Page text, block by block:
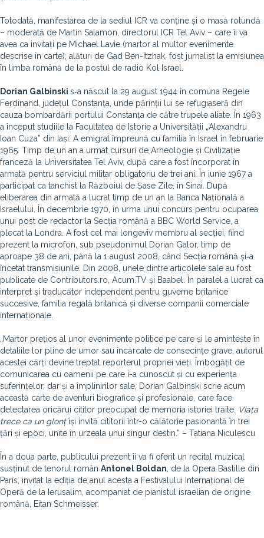
Totodată, manifestarea de la sediul ICR va conține și o masă rotundă
– moderată de Martin Salamon, directorul ICR Tel Aviv – care îi va
avea ca invitați pe Michael Lavie (martor al multor evenimente
descrise în carte), alături de Gad Ben-Itzhak, fost jurnalist la emisiunea
în limba română de la postul de radio Kol Israel.
Dorian Galbinski s‑a născut la 29 august 1944 în comuna Regele
Ferdinand, județul Constanța, unde părinții lui se refugiaseră din
cauza bombardării portului Constanța de către trupele aliate. În 1963
a început studiile la Facultatea de Istorie a Universității „Alexandru
Ioan Cuza” din Iași. A emigrat împreună cu familia în Israel în februarie
1965. Timp de un an a urmat cursuri de Arheologie și Civilizație
franceză la Universitatea Tel Aviv, după care a fost încorporat în
armată pentru serviciul militar obligatoriu de trei ani. În iunie 1967 a
participat ca tanchist la Războiul de Șase Zile, în Sinai. După
eliberarea din armată a lucrat timp de un an la Banca Națională a
Israelului. În decembrie 1970, în urma unui concurs pentru ocuparea
unui post de redactor la Secția română a BBC World Service, a
plecat la Londra. A fost cel mai longeviv membru al secției, fiind
prezent la microfon, sub pseudonimul Dorian Galor, timp de
aproape 38 de ani, până la 1 august 2008, când Secția română și‑a
încetat transmisiunile. Din 2008, unele dintre articolele sale au fost
publicate de Contributors.ro, Acum.TV și Baabel. În paralel a lucrat ca
interpret și traducător independent pentru guverne britanice
succesive, familia regală britanică și diverse companii comerciale
internaționale.
„Martor prețios al unor evenimente politice pe care și le amintește în
detaliile lor pline de umor sau încărcate de consecințe grave, autorul
acestei cărți devine treptat reporterul propriei vieți. Îmbogățit de
comunicarea cu oamenii pe care i-a cunoscut și cu experiența
suferințelor, dar și a împlinirilor sale, Dorian Galbinski scrie acum
această carte de aventuri biografice și profesionale, care face
delectarea oricărui cititor preocupat de memoria istoriei trăite. Viața
trece ca un glonțîși invită cititorii într-o călătorie pasionantă în trei
țări și epoci, unite în urzeala unui singur destin.” – Tatiana Niculescu
În a doua parte, publicului prezent îi va fi oferit un recital muzical
susținut de tenorul român Antonel Boldan , de la Opera Bastille din
Paris, invitat la ediția de anul acesta a Festivalului Internațional de
Operă de la Ierusalim, acompaniat de pianistul israelian de origine
română, Eitan Schmeisser.